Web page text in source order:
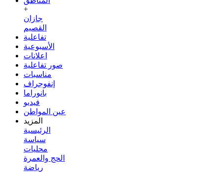
+
جازان
القصيم
تفاعلية
الأسبوعية
اعلانات
صور تفاعلية
مناسبات
إنفوجراف
بانوراما
فيديو
عين المواطن
المزيد
الرئيسية
سياسة
محليات
الحج والعمرة
رياضة